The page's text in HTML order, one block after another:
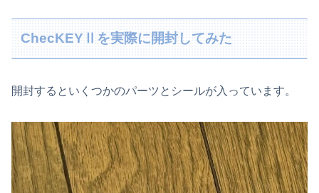
ChecKEYⅡを実際に開封してみた
開封するといくつかのパーツとシールが入っています。